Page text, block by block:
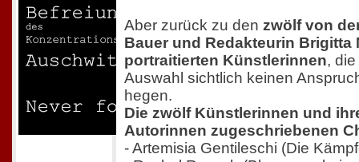
Aber zurück zu den zwölf von
Bauer und Redakteurin Brigitta
portraitierten Künstlerinnen,
Auswahl sichtlich keinen
hegen.
Die zwölf Künstlerinnen und
Autorinnen zugeschriebenen
- Artemisia Gentileschi (Die